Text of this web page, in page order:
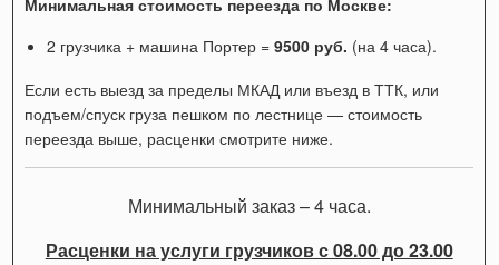
Минимальная стоимость переезда по Москве:
2 грузчика + машина Портер =9500 руб. (на 4 часа).
Если есть выезд за пределы МКАД или въезд в ТТК, или
подъем/спуск груза пешком по лестнице — стоимость
переезда выше, расценки смотрите ниже.
Минимальный заказ – 4 часа.
Расценки на услуги грузчиков с 08.00 до 23.00